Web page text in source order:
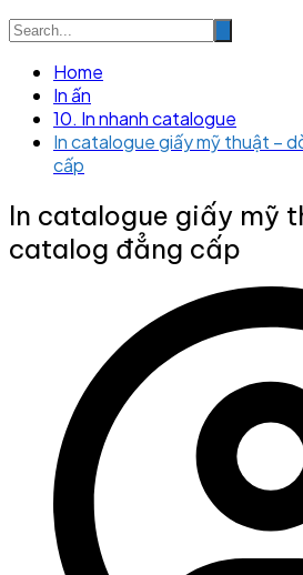
Home
In ấn
10. In nhanh catalogue
In catalogue giấy mỹ thuật –
cấp
In catalogue giấy mỹ
catalog đẳng cấp